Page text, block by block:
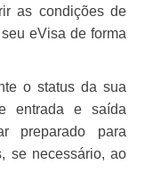
as condições de
eVisa de forma
o status da sua
entrada e saída
preparado para
se necessário, ao